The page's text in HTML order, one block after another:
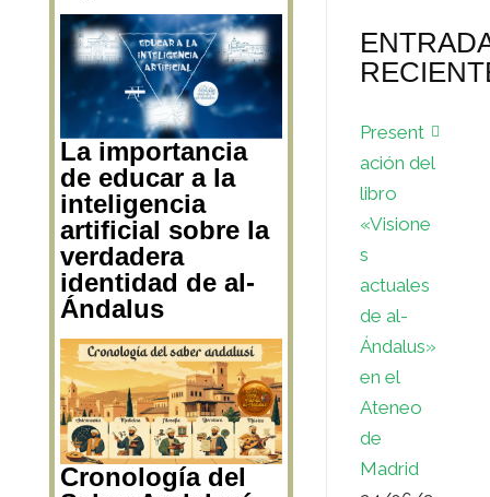
La importancia
de educar a la
inteligencia
artificial sobre la
verdadera
identidad de al-
Ándalus
Cronología del
Present
ación del
libro
«Visione
s
actuales
de al-
Ándalus»
en el
Ateneo
de
Madrid